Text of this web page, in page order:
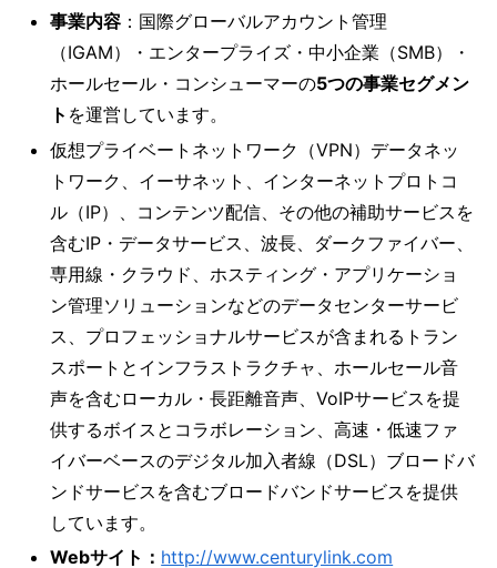
事業内容 ：国際グローバルアカウント管理
（IGAM）・エンタープライズ・中小企業（SMB）・
ホールセール・コンシューマーの5つの事業セグメン
ト を運営しています。
仮想プライベートネットワーク（VPN）データネッ
トワーク、イーサネット、インターネットプロトコ
ル（IP）、コンテンツ配信、その他の補助サービスを
含むIP・データサービス、波長、ダークファイバー、
専用線・クラウド、ホスティング・アプリケーショ
ン管理ソリューションなどのデータセンターサービ
ス、プロフェッショナルサービスが含まれるトラン
スポートとインフラストラクチャ、ホールセール音
声を含むローカル・長距離音声、VoIPサービスを提
供するボイスとコラボレーション、高速・低速ファ
イバーベースのデジタル加入者線（DSL）ブロードバ
ンドサービスを含むブロードバンドサービスを提供
しています。
Webサイト： http://www.centurylink.com